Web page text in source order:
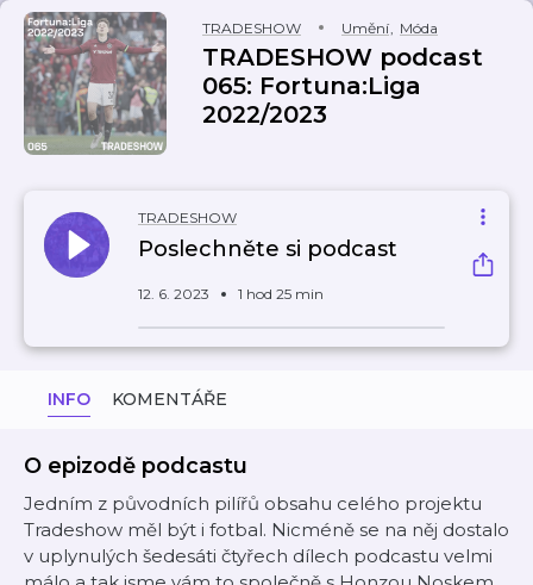
TRADESHOW Umění, Móda
TRADESHOW podcast
065: Fortuna:Liga
2022/2023
TRADESHOW
Poslechněte si podcast
12. 6. 2023 1 hod 25 min
INFO KOMENTÁŘE
O epizodě podcastu
Jedním z původních pilířů obsahu celého projektu
Tradeshow měl být i fotbal. Nicméně se na něj dostalo
v uplynulých šedesáti čtyřech dílech podcastu velmi